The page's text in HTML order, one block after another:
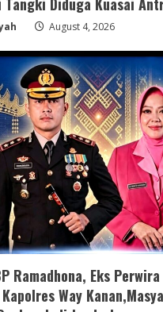
August 4, 2026
Ramadhona, Eks
Way
4
Remux
OK! Madam: Bon
DVDRip Updated
August 5, 2026
5
VL
Microsoft 365 Home
Crack English
August 5, 2026
1
VL
Office 2019 x86 Setup
August 6, 2026